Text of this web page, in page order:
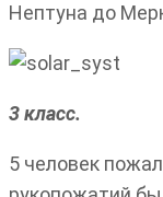
Нептуна до
3 класс.
5 человек